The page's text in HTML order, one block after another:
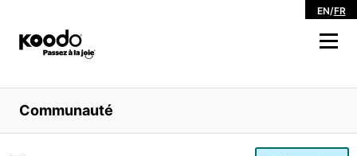
EN/FR
Magasiner
Libre service
Communauté